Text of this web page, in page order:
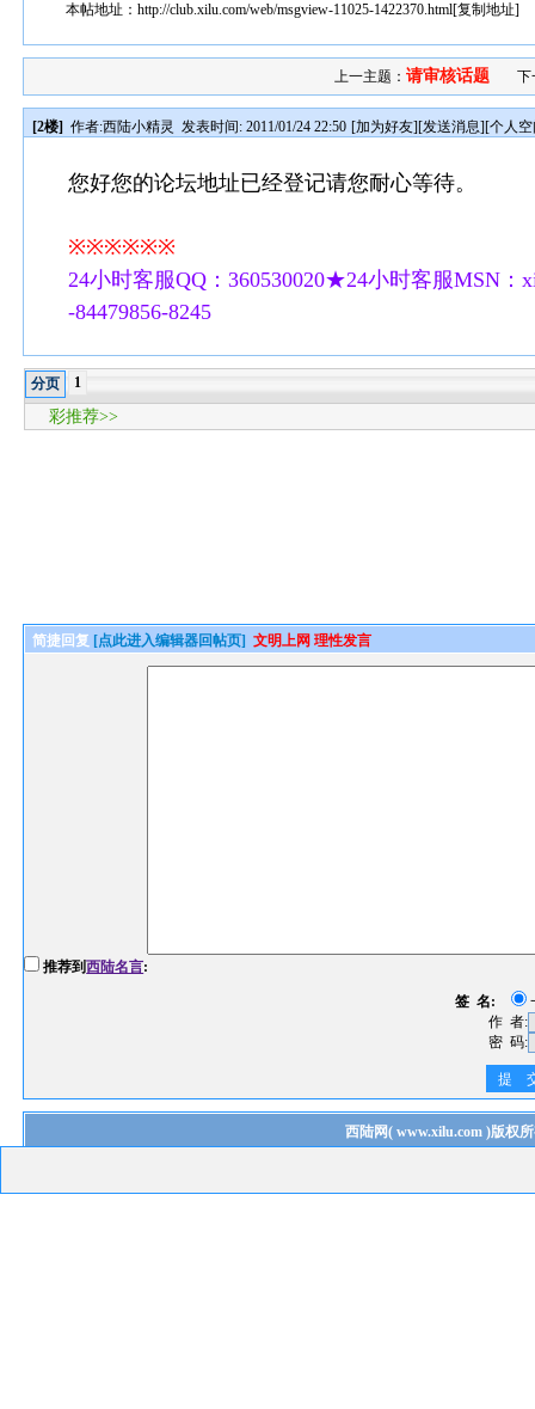
本帖地址：http://club.xilu.com/web/msgview-11025-1422370.html[复制地址]
上一主题： 请审核话题 下
[2楼] 作者:西陆小精灵 发表时间: 2011/01/24 22:50 [加为好友][发送消息][个人
您好您的论坛地址已经登记请您耐心等待。
※※※※※※
24小时客服QQ：360530020★24小时客服MSN
-84479856-8245
分页 1
彩推荐>>
简捷回复 [点此进入编辑器回帖页] 文明上网 理性发言
推荐到西陆名言:
签 名:
作 者:
密 码:
提
西陆网( www.xilu.com)版权